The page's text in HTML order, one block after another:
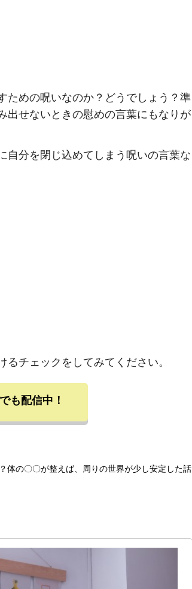
ための呪いなのか？どうでしょう？準
せないときの慰めの言葉にもなりが
自分を閉じ込めてしまう呪いの言葉な
チェックをしてみてください。
も配信中！
体の〇〇が整えば、周りの世界が少し安定した話